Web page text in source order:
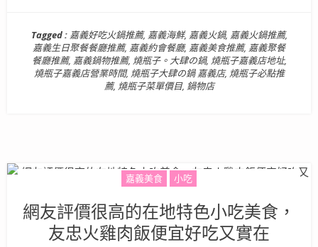
Tagged : 嘉義好吃火鍋推薦, 嘉義海鮮, 嘉義火鍋, 嘉義火鍋推薦,
嘉義生日聚餐餐廳推薦, 嘉義約會餐廳, 嘉義美食推薦, 嘉義聚餐
餐廳推薦, 嘉義鍋物推薦, 燒瓶子。大肆の鍋, 燒瓶子嘉義店地址,
燒瓶子嘉義店營業時間, 燒瓶子大肆の鍋 嘉義店, 燒瓶子必點推
薦, 燒瓶子菜單價目, 鍋物店
嘉義美食 小吃
網友評價很高的在地特色小吃美食，
友忠火雞肉飯便宜好吃又實在